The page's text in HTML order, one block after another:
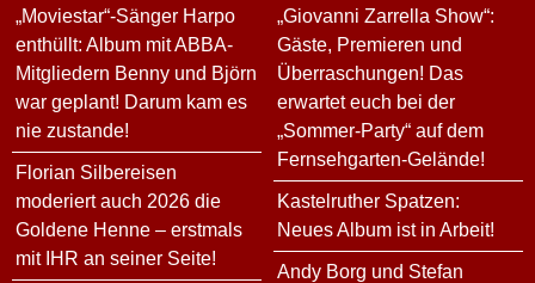
„Moviestar“-Sänger Harpo
enthüllt: Album mit ABBA-
Mitgliedern Benny und Björn
war geplant! Darum kam es
nie zustande!
Florian Silbereisen
moderiert auch 2026 die
Goldene Henne – erstmals
mit IHR an seiner Seite!
„Giovanni Zarrella Show“:
Gäste, Premieren und
Überraschungen! Das
erwartet euch bei der
„Sommer-Party“ auf dem
Fernsehgarten-Gelände!
Kastelruther Spatzen:
Neues Album ist in Arbeit!
Andy Borg und Stefan